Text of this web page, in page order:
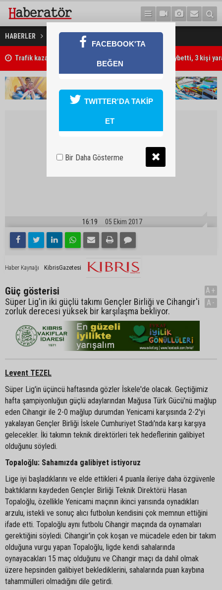
HABERLER SPOR Güç gösterisi
Trafik kazasında 85 yaşındaki Turan Obalı hayatını kaybetti, 3 kişi
16:19 05 Ekim 2017
Haber Kaynağı KibrisGazetesi
Güç gösterisi
Süper Lig'in iki güçlü takımı Gençler Birliği ve Cihangir'i
zorluk derecesi yüksek bir karşılaşma bekliyor.
A+
A-
Levent TEZEL
Süper Lig'in üçüncü haftasında gözler İskele'de olacak. Geçtiğimiz
hafta şampiyonluğun güçlü adaylarından Mağusa Türk Gücü'nü mağlup
eden Cihangir ile 2-0 mağlup durumdan Yenicami karşısında 2-2'yi
yakalayan Gençler Birliği İskele Cumhuriyet Stadı'nda karşı karşıya
gelecekler. İki takımın teknik direktörleri tek hedeflerinin galibiyet
olduğunu söyledi.
Topaloğlu: Sahamızda galibiyet istiyoruz
Lige iyi başladıklarını ve elde ettikleri 4 puanla ileriye daha özgüvenle
baktıklarını kaydeden Gençler Birliği Teknik Direktörü Hasan
Topaloğlu, özellikle Yenicami maçının ikinci yarısında oynadıkları
arzulu, istekli ve sonuç alıcı futbolun kendisini çok memnun ettiğini
ifade etti. Topaloğlu aynı futbolu Cihangir maçında da oynamaları
gerektiğini söyledi. Cihangir'in çok koşan ve mücadele eden bir takım
olduğuna vurgu yapan Topaloğlu, ligde kendi sahalarında
oynayacakları 15 maç olduğunu ve Cihangir maçı da dahil olmak
üzere hepsinden galibiyet beklediklerini, sahalarında puan kaybına
tahammülleri olmadığını dile getirdi.
FACEBOOK'TA
BEĞEN
TWITTER'DA TAKİP
ET
Bir Daha Gösterme